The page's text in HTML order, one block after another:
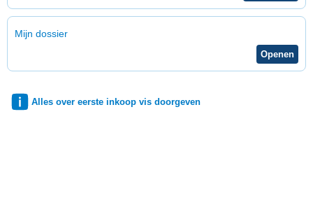
Mijn dossier
Alles over eerste inkoop vis doorgeven